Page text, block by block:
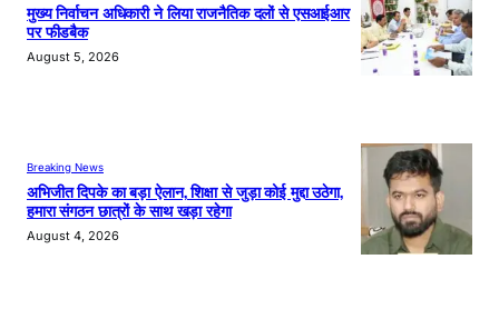
मुख्य निर्वाचन अधिकारी ने लिया राजनैतिक दलों से एसआईआर
पर फीडबैक
August 5, 2026
Breaking News
अभिजीत दिपके का बड़ा ऐलान, शिक्षा से जुड़ा कोई मुद्दा उठेगा,
हमारा संगठन छात्रों के साथ खड़ा रहेगा
August 4, 2026